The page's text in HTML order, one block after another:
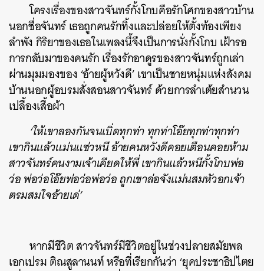
โครงเรื่องของสาวจันทร์กั้งโกบคือรักโศกของสาวบ้าน
นอกชื่อจันทร์ เธอถูกคนรักทิ้งและปล่อยให้ตั้งท้องเพียง
ลำพัง กิริยาของเธอในเพลงนี้จึงเป็นการนั่งกั้งโกบ เฝ้ารอ
การกลับมาของคนรัก เรื่องรักอาดูรของสาวจันทร์ถูกเล่า
ผ่านมุมมองของ ‘อ้ายผู้หวังดี’ เขาเป็นชายหนุ่มแห่งสังคม
บ้านนอกผู้อบรมสั่งสอนสาวจันทร์ ด้วยการลำเต้ยสำนวน
เปลื้องเสื้อผ้า
‘ให้เขาลองกันจนเบิ่ดทุกท่า ทุกท่าโอ๊ยทุกท่าทุกท่า
เขากินแล้วแม่นแซ่วหนี อ้ายคนหวังดีคอยเตือนคอยห้าม
สาวจันทร์คนงามเจ้าเคียดให้พี่ เขากินแล้วหนีกั้งโกบพ่อ
ว่อ พ่อว่อโอ๊ยพ่อว่อพ่อว่อ ถูกเขาล่อจังแม่นสมหัวอกเจ้า
ตรมสมใจอ้ายเด่’
หากมีชีวิต สาวจันทร์มีชีวิตอยู่ในช่วงปลายสมัยพล
เอกเปรม ติณสูลานนท์ หรือที่เรียกกันว่า ‘ยุคประชาธิปไตย